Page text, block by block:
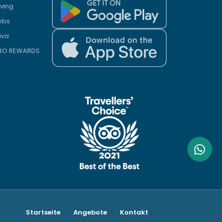
REWARDS
Startseite Angebote Kontakt